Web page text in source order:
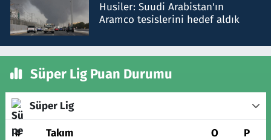
Husiler: Suudi Arabistan'ın
Aramco tesislerini hedef aldık
Süper Lig Puan Durumu
Süper Lig
# Takım O P